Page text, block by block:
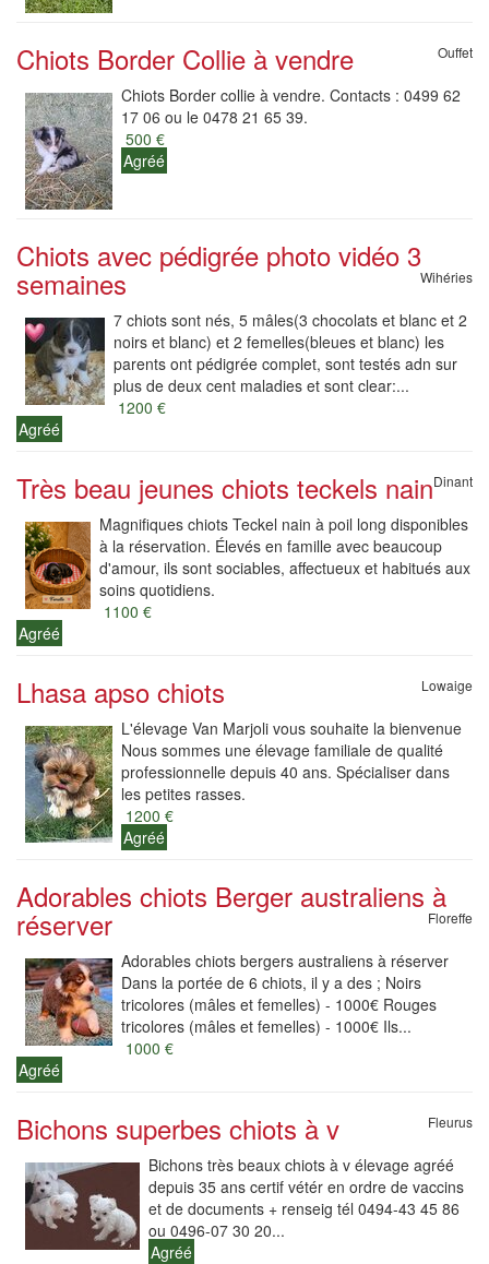
Chiots Border Collie à vendre Ouffet
Chiots Border collie à vendre. Contacts : 0499 62
17 06 ou le 0478 21 65 39.
500 €
Agréé
Chiots avec pédigrée photo vidéo 3
semaines Wihéries
7 chiots sont nés, 5 mâles(3 chocolats et blanc et 2
noirs et blanc) et 2 femelles(bleues et blanc) les
parents ont pédigrée complet, sont testés adn sur
plus de deux cent maladies et sont clear:...
1200 €
Agréé
Très beau jeunes chiots teckels nainDinant
Magnifiques chiots Teckel nain à poil long disponibles
à la réservation. Élevés en famille avec beaucoup
d'amour, ils sont sociables, affectueux et habitués aux
soins quotidiens.
1100 €
Agréé
Lhasa apso chiots Lowaige
L'élevage Van Marjoli vous souhaite la bienvenue
Nous sommes une élevage familiale de qualité
professionnelle depuis 40 ans. Spécialiser dans
les petites rasses.
1200 €
Agréé
Adorables chiots Berger australiens à
réserver Floreffe
Adorables chiots bergers australiens à réserver
Dans la portée de 6 chiots, il y a des ; Noirs
tricolores (mâles et femelles) - 1000€ Rouges
tricolores (mâles et femelles) - 1000€ Ils...
1000 €
Agréé
Bichons superbes chiots à v Fleurus
Bichons très beaux chiots à v élevage agréé
depuis 35 ans certif vétér en ordre de vaccins
et de documents + renseig tél 0494-43 45 86
ou 0496-07 30 20...
Agréé